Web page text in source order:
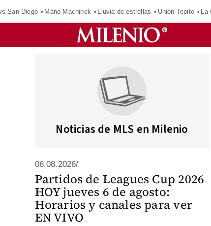
San Diego Mano Machinek Lluvia de estrellas Unión Tepito La
Noticias de MLS en Milenio
06.08.2026/
Partidos de Leagues Cup 2026
HOY jueves 6 de agosto:
Horarios y canales para ver
EN VIVO